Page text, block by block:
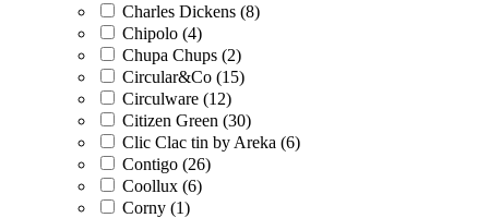
Charles Dickens (8)
Chipolo (4)
Chupa Chups (2)
Circular&Co (15)
Circulware (12)
Citizen Green (30)
Clic Clac tin by Areka (6)
Contigo (26)
Coollux (6)
Corny (1)